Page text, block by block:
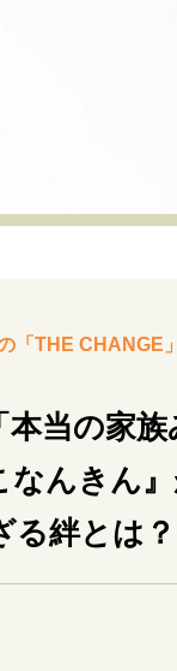
ー・マネー
「THE CHANGE
本当の家
なんきん
る絆とは？